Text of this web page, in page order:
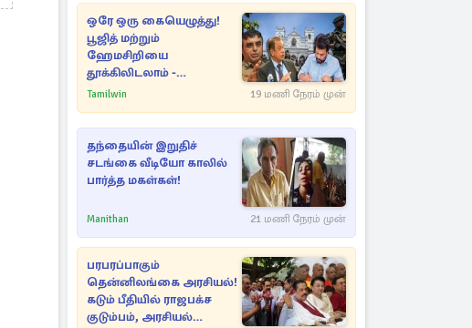
ஒரே ஒரு கையெழுத்து!
பூஜித் மற்றும்
ஹேமசிறியை
தூக்கிலிடலாம் -
அநுரவுக்குச் சென்ற
Tamilwin 19 மணி நேரம் முன்
தந்தையின் இறுதிச்
சடங்கை வீடியோ காலில்
பார்த்த மகள்கள்!
Manithan 21 மணி நேரம் முன்
பரபரப்பாகும்
தென்னிலங்கை அரசியல்!
கடும் பீதியில் ராஜபக்ச
குடும்பம், அரசியல்